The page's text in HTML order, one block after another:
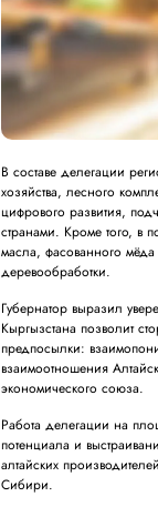
В составе делегации
хозяйства, лесного
цифрового развития,
странами. Кроме того, в
масла, фасованного мёда
деревообработки.
Губернатор выразил
Кыргызстана позволит
предпосылки:
взаимоотношения
экономического союза.
Работа делегации на
потенциала и
алтайских
Сибири.